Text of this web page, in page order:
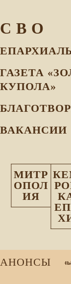
С В О
ГАЗЕТА
КУПОЛА»
ВАКАНСИИ
МИТР
ОПОЛ
ИЯ
АНОНСЫ
Казанской